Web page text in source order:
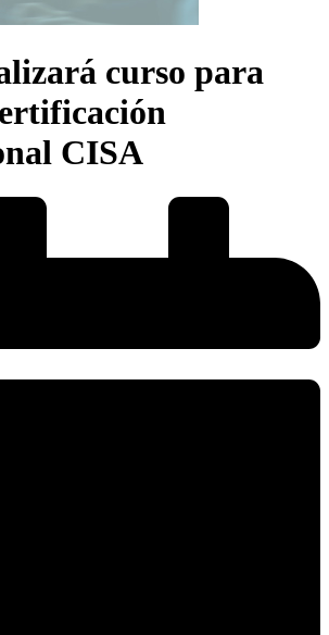
curso para
CISA